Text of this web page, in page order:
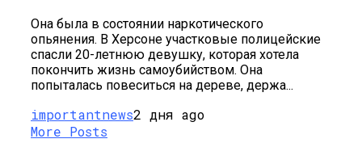
Она была в состоянии наркотического
опьянения. В Херсоне участковые полицейские
спасли 20-летнюю девушку, которая хотела
покончить жизнь самоубийством. Она
попыталась повеситься на дереве, держа...
importantnews2 дня ago
More Posts